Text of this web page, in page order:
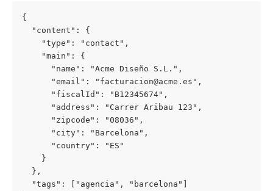
{
  "content": {
    "type": "contact",
    "main": {
      "name": "Acme Diseño S.L.",
      "email": "facturacion@acme.es",
      "fiscalId": "B12345674",
      "address": "Carrer Aribau 123",
      "zipcode": "08036",
      "city": "Barcelona",
      "country": "ES"
    }
  },
  "tags": ["agencia", "barcelona"]